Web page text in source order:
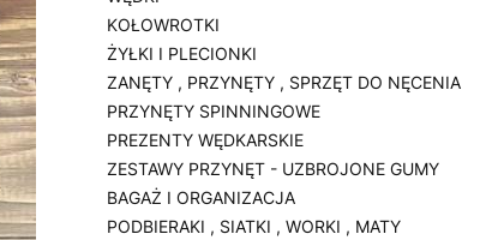
KOŁOWROTKI
ŻYŁKI I PLECIONKI
ZANĘTY , PRZYNĘTY , SPRZĘT DO NĘCENIA
PRZYNĘTY SPINNINGOWE
PREZENTY WĘDKARSKIE
ZESTAWY PRZYNĘT - UZBROJONE GUMY
BAGAŻ I ORGANIZACJA
PODBIERAKI , SIATKI , WORKI , MATY